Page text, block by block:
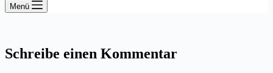
Menü
Schreibe einen Kommentar